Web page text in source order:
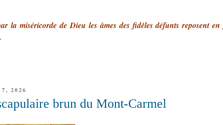
la miséricorde de Dieu les âmes des fidèles défunts reposent en
7, 2026
brun du Mont-Carmel